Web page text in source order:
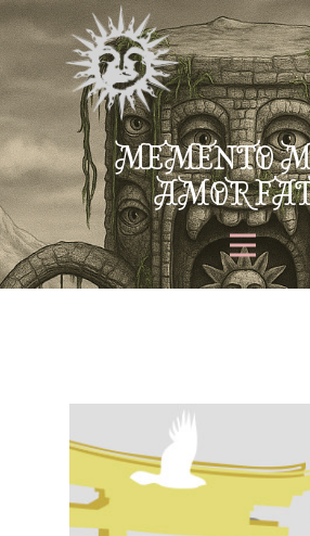
MEMENTO
AMOR